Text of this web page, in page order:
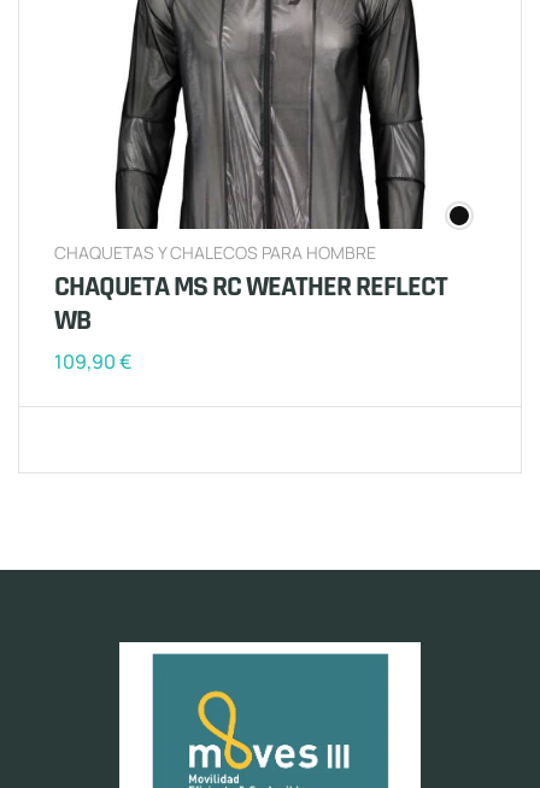
CHAQUETAS Y CHALECOS PARA HOMBRE
CHAQUETA MS RC WEATHER REFLECT
WB
109,90€